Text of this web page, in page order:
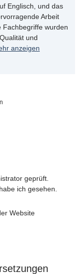
Englisch, und das
Arbeit
Fachbegriffe wurden
und
anzeigen
geprüft.
habe ich gesehen.
Website